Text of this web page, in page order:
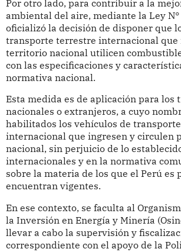
Por otro lado, para contribuir a la
ambiental del aire, mediante la Ley
oficializó la decisión de disponer que
transporte terrestre internacional que
territorio nacional utilicen
con las especificaciones y
normativa nacional.
Esta medida es de aplicación para los
nacionales o extranjeros, a cuyo
habilitados los vehículos de
internacional que ingresen y circulen
nacional, sin perjuicio de lo
internacionales y en la normativa
sobre la materia de los que el Perú es
encuentran vigentes.
En ese contexto, se faculta al
la Inversión en Energía y Minería
llevar a cabo la supervisión y
correspondiente con el apoyo de la